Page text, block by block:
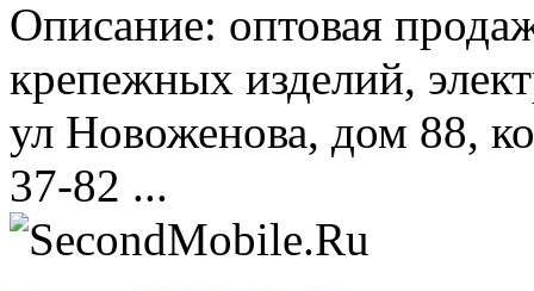
Описание: оптовая
крепежных изделий,
ул Новоженова, дом 88,
37-82 ...